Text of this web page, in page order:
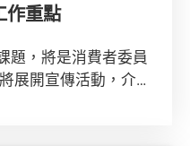
作重點
題，將是消費者委員
展開宣傳活動，介